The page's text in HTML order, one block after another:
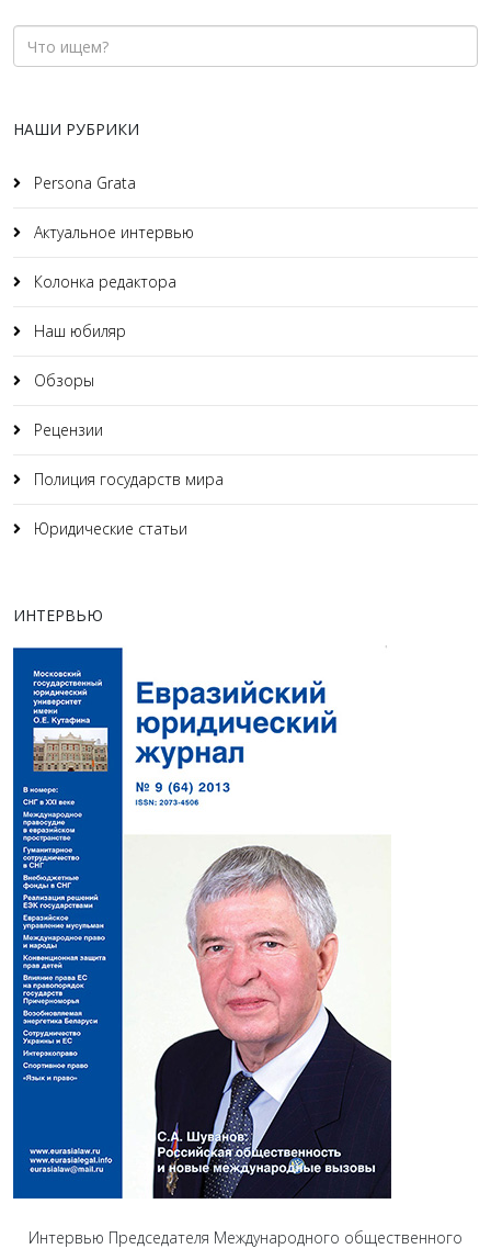
НАШИ РУБРИКИ
Persona Grata
Актуальное интервью
Колонка редактора
Наш юбиляр
Обзоры
Рецензии
Полиция государств мира
Юридические статьи
ИНТЕРВЬЮ
Интервью Председателя Международного общественного